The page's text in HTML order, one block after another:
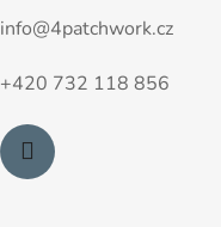
info@4patchwork.cz
+420 732 118 856